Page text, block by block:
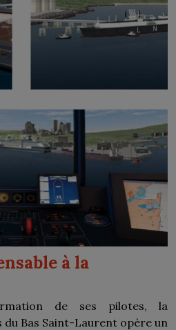
à la
de ses pilotes, la
Bas Saint-Laurent opère un